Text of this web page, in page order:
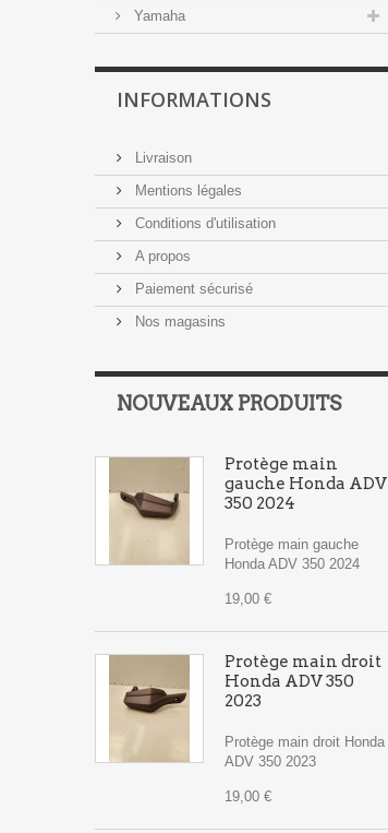
Yamaha
INFORMATIONS
Livraison
Mentions légales
Conditions d'utilisation
A propos
Paiement sécurisé
Nos magasins
NOUVEAUX PRODUITS
Protège main
gauche Honda ADV
350 2024
Protège main gauche
Honda ADV 350 2024
19,00 €
Protège main droit
Honda ADV 350
2023
Protège main droit Honda
ADV 350 2023
19,00 €